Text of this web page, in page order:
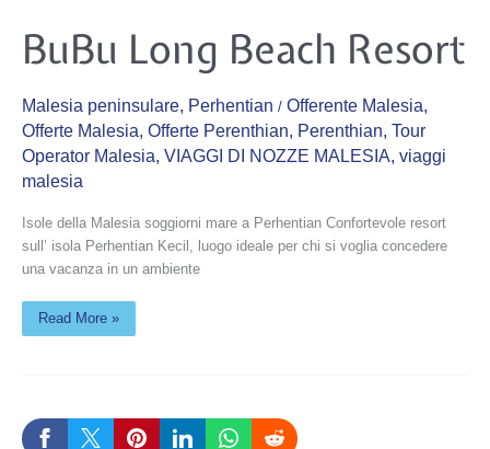
BuBu Long Beach Resort
Malesia peninsulare, Perhentian / Offerente Malesia,
Offerte Malesia, Offerte Perenthian, Perenthian, Tour
Operator Malesia, VIAGGI DI NOZZE MALESIA, viaggi
malesia
Isole della Malesia soggiorni mare a Perhentian Confortevole resort
sull’ isola Perhentian Kecil, luogo ideale per chi si voglia concedere
una vacanza in un ambiente
BuBu
Long
Beach
Resort
Read More »